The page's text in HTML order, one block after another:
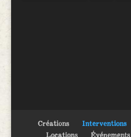
Créations Interventions
Locations
Événements